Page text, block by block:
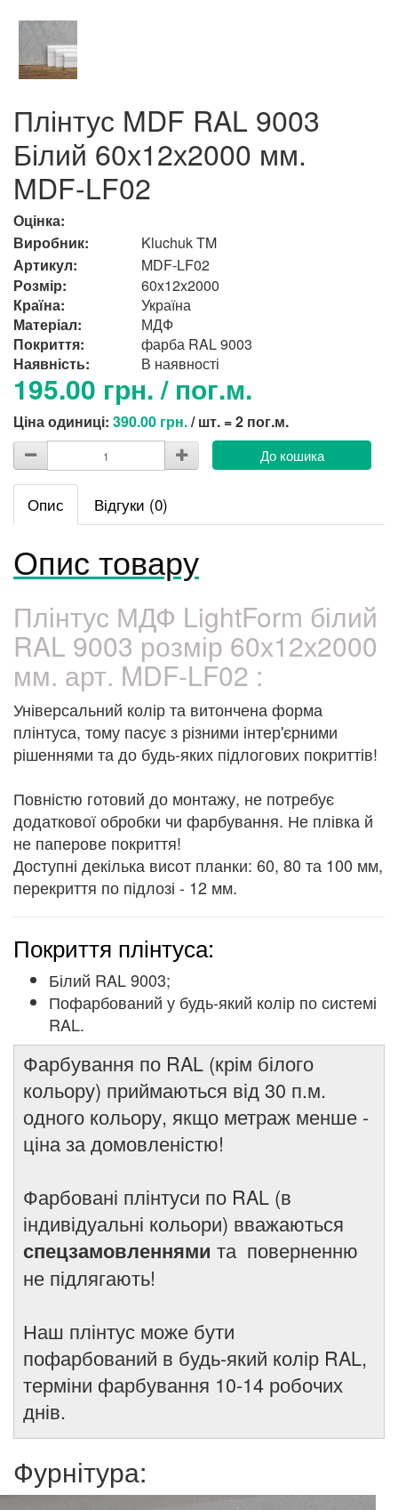
Плінтус MDF RAL 9003
Білий 60х12х2000 мм.
MDF-LF02
Оцінка:
Виробник:
Kluchuk TM
Артикул:
MDF-LF02
Розмір:
60x12x2000
Країна:
Україна
Матеріал:
МДФ
Покриття:
фарба RAL 9003
Наявність:
В наявності
195.00 грн. / пог.м.
Ціна одиниці: 390.00 грн./ шт. = 2 пог.м.
До кошика
Опис Відгуки (0)
Опис товару
Плінтус МДФ LightForm білий
RAL 9003 розмір 60х12х2000
мм. арт. MDF-LF02 :
Універсальний колір та витончена форма
плінтуса, тому пасує з різними інтер'єрними
рішеннями та до будь-яких підлогових покриттів!
Повністю готовий до монтажу, не потребує
додаткової обробки чи фарбування. Не плівка й
не паперове покриття!
Доступні декілька висот планки: 60, 80 та 100 мм,
перекриття по підлозі - 12 мм.
Покриття плінтуса:
Білий RAL 9003;
Пофарбований у будь-який колір по системі
RAL.
Фарбування по RAL (крім білого
кольору) приймаються від 30 п.м.
одного кольору, якщо метраж менше -
ціна за домовленістю!
Фарбовані плінтуси по RAL (в
індивідуальні кольори) вважаються
спецзамовленнями та поверненню
не підлягають!
Наш плінтус може бути
пофарбований в будь-який колір RAL,
терміни фарбування 10-14 робочих
днів.
Фурнітура: